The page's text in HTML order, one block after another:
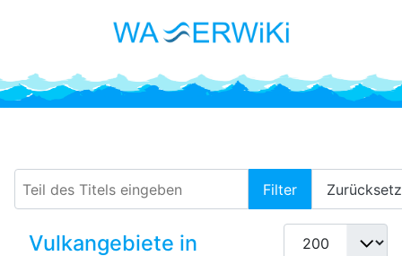
Filter
Anzeige #
Vulkangebiete in